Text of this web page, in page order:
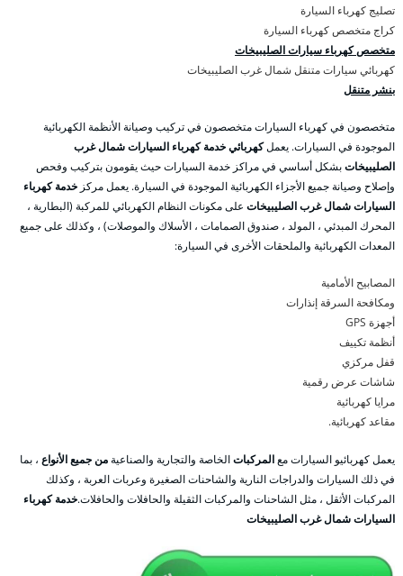
تصليج كهرباء السيارة
كراج متخصص كهرباء السيارة
متخصص كهرباء سيارات الصليبيخات
كهربائي سيارات متنقل شمال غرب الصليبيخات
بنشر متنقل
متخصصون في كهرباء السيارات متخصصون في تركيب وصيانة الأنظمة الكهربائية
الموجودة في السيارات. يعملكهربائي خدمة كهرباء السيارات شمال غرب
الصليبيخاتبشكل أساسي في مراكز خدمة السيارات حيث يقومون بتركيب وفحص
وإصلاح وصيانة جميع الأجزاء الكهربائية الموجودة في السيارة. يعمل مركز خدمة كهرباء
السيارات شمال غرب الصليبيخات على مكونات النظام الكهربائي للمركبة (البطارية ،
المحرك المبدئي ، المولد ، صندوق الصمامات ، الأسلاك والموصلات) ، وكذلك على جميع
المعدات الكهربائية والملحقات الأخرى في السيارة:
المصابيح الأمامية
ومكافحة السرقة إنذارات
أجهزة GPS
أنظمة تكييف
قفل مركزي
شاشات عرض رقمية
مرايا كهربائية
مقاعد كهربائية.
يعمل كهربائيو السيارات معالمركباتالخاصة والتجارية والصناعيةمن جميع الأنواع ، بما
في ذلك السيارات والدراجات النارية والشاحنات الصغيرة وعربات العربة ، وكذلك
المركبات الأثقل ، مثل الشاحنات والمركبات الثقيلة والحافلات والحافلات.خدمة كهرباء
السيارات شمال غرب الصليبيخات